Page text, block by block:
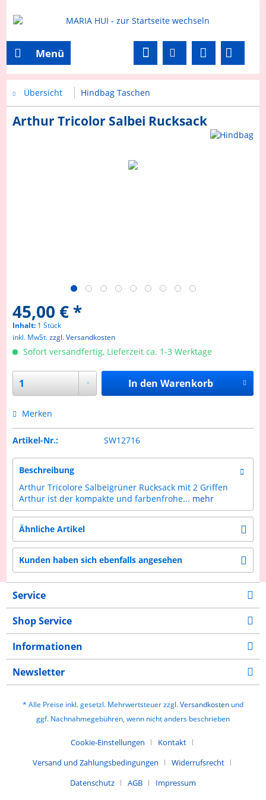
Menü
Übersicht Hindbag Taschen
Arthur Tricolor Salbei Rucksack
45,00 € *
Inhalt: 1 Stück
inkl. MwSt.zzgl. Versandkosten
Sofort versandfertig, Lieferzeit ca. 1-3 Werktage
In den Warenkorb
Merken
Artikel-Nr.: SW12716
Beschreibung
Arthur Tricolore Salbeigrüner Rucksack mit 2 Griffen
Arthur ist der kompakte und farbenfrohe... mehr
Ähnliche Artikel
Kunden haben sich ebenfalls angesehen
Service
Shop Service
Informationen
Newsletter
* Alle Preise inkl. gesetzl. Mehrwertsteuer zzgl.Versandkosten und
ggf. Nachnahmegebühren, wenn nicht anders beschrieben
Cookie-Einstellungen
Kontakt
Versand und Zahlungsbedingungen
Widerrufsrecht
Datenschutz
AGB Impressum